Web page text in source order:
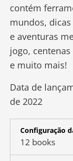
contém
mundos,
e aventuras
jogo,
e muito mais!
Data de
de 2022
Configuração
12 books